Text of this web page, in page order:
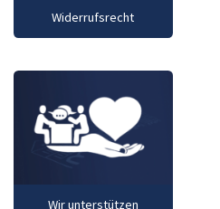
Widerrufsrecht
Wir unterstützen